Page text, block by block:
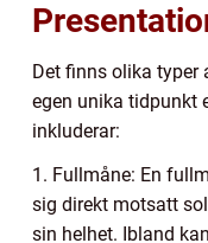
Det finns olika typer
egen unika tidpunkt
inkluderar:
1. Fullmåne: En
sig direkt motsatt
sin helhet. Ibland